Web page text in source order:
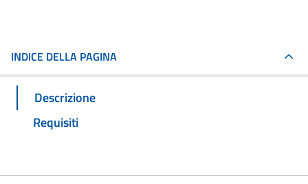
INDICE DELLA PAGINA
Descrizione
Requisiti